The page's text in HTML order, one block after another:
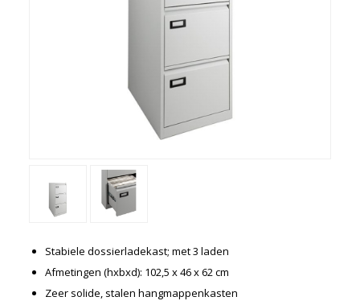
Schoolmeubelen
Gebruikt meubilair
Showroom uitverkoop
'Met een krasje'
Stabiele dossierladekast; met 3 laden
Afmetingen (hxbxd): 102,5 x 46 x 62 cm
Zeer solide, stalen hangmappenkasten